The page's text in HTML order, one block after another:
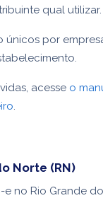
qual utilizar.
únicos por
acesse o
Norte (RN)
e no Rio Grande